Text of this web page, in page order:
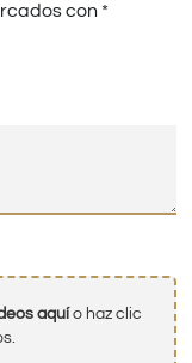
con *
aquío haz clic